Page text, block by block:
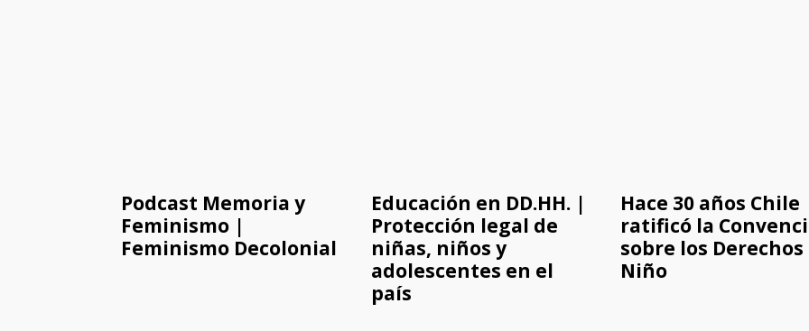
Podcast Memoria y
Feminismo |
Feminismo Decolonial
Educación en DD.HH. |
Protección legal de
niñas, niños y
adolescentes en el
país
Hace 30 años Chile
ratificó la
sobre los Derechos
Niño